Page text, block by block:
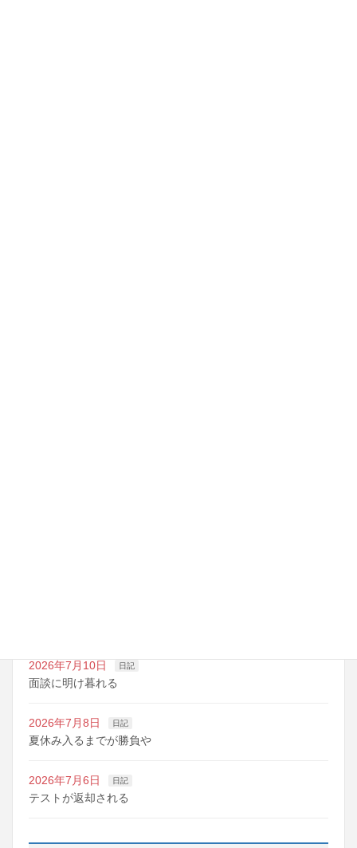
2026年7月10日 日記
面談に明け暮れる
2026年7月8日 日記
夏休み入るまでが勝負や
2026年7月6日 日記
テストが返却される